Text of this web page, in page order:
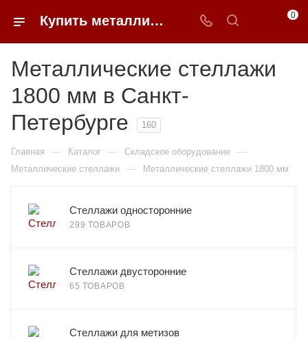
Купить металлические стеллажи из металла 1800 мм в Санкт-Петербурге недорого | 0FFER 0
Металлические стеллажи
1800 мм в Санкт-
Петербурге
160
Главная — Каталог — Складское оборудование —
Металлические стеллажи — Металлические стеллажи 1800 мм
Стеллажи односторонние
299 ТОВАРОВ
Стеллажи двусторонние
65 ТОВАРОВ
Стеллажи для метизов